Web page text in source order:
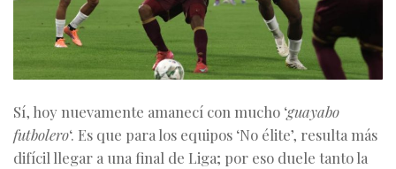
Sí, hoy nuevamente amanecí con mucho ‘guayabo
futbolero‘. Es que para los equipos ‘No élite’, resulta más
difícil llegar a una final de Liga; por eso duele tanto la